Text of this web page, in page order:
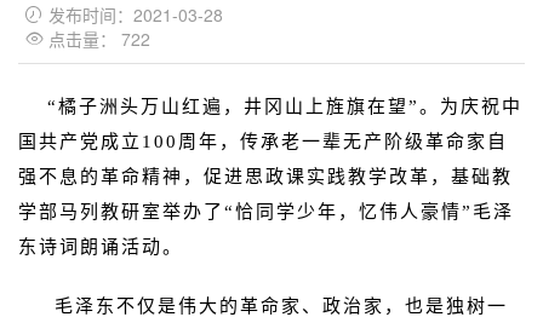
 发布时间：2021-03-28
 点击量： 722
“橘子洲头万山红遍，井冈山上旌旗在望”。为庆祝中
国共产党成立100周年，传承老一辈无产阶级革命家自
强不息的革命精神，促进思政课实践教学改革，基础教
学部马列教研室举办了“恰同学少年，忆伟人豪情”毛泽
东诗词朗诵活动。
毛泽东不仅是伟大的革命家、政治家，也是独树一